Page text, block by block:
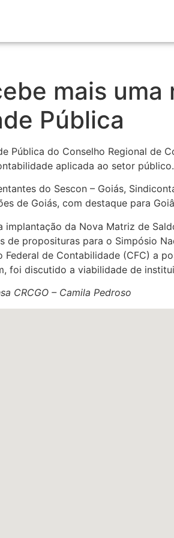
mais
Pública
Pública do Conselho Regional de
aplicada ao setor
do Sescon – Goiás,
de Goiás, com destaque para
implantação da Nova Matriz de
de proposituras para o Simpósio
de Contabilidade (CFC) a
foi discutido a viabilidade de
CRCGO – Camila Pedroso